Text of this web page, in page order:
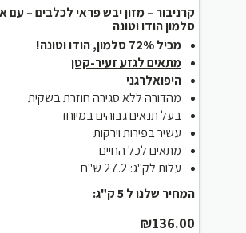
קרניבור – מזון יבש פראי לכלבים –
סלמון הודו וטונה
מכיל 72% סלמון, הודו וטונה!
מתאים לגזע זעיר-קטן
היפואלרגני
מהדורה ללא סגירה חוזרת בשקית
בעל תנאים גבוהים במיוחד
עשיר בפירות וירקות
מתאים לכל החיים
עלות לק"ג: 27.2 ש"ח
המחיר שלנו ל 5 ק"ג:
₪136.00